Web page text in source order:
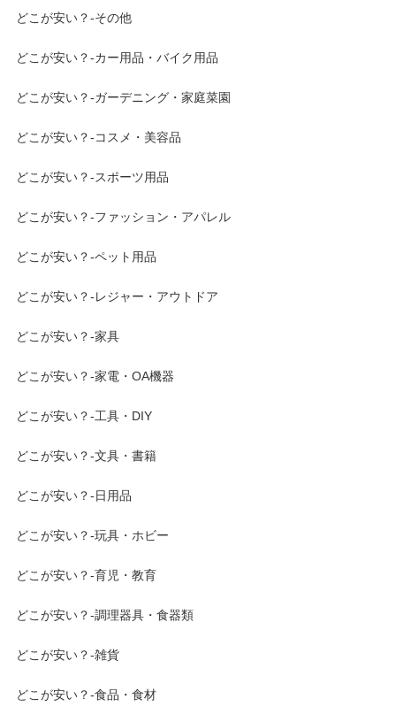
どこが安い？-その他
どこが安い？-カー用品・バイク用品
どこが安い？-ガーデニング・家庭菜園
どこが安い？-コスメ・美容品
どこが安い？-スポーツ用品
どこが安い？-ファッション・アパレル
どこが安い？-ペット用品
どこが安い？-レジャー・アウトドア
どこが安い？-家具
どこが安い？-家電・OA機器
どこが安い？-工具・DIY
どこが安い？-文具・書籍
どこが安い？-日用品
どこが安い？-玩具・ホビー
どこが安い？-育児・教育
どこが安い？-調理器具・食器類
どこが安い？-雑貨
どこが安い？-食品・食材